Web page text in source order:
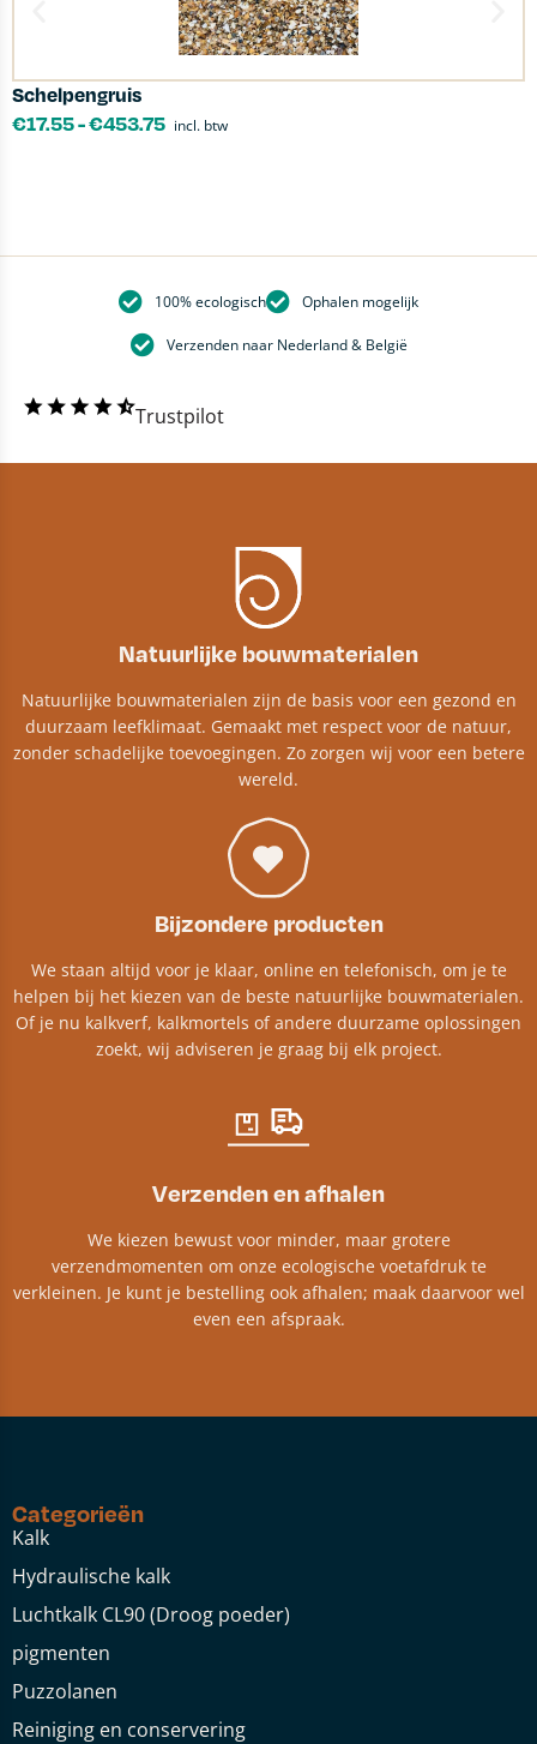
Schelpengruis
€17.55-€453.75 incl. btw
100% ecologisch Ophalen mogelijk
Verzenden naar Nederland & België
Trustpilot
Natuurlijke bouwmaterialen
Natuurlijke bouwmaterialen zijn de basis voor een gezond en
duurzaam leefklimaat. Gemaakt met respect voor de natuur,
zonder schadelijke toevoegingen. Zo zorgen wij voor een betere
wereld.
Bijzondere producten
We staan altijd voor je klaar, online en telefonisch, om je te
helpen bij het kiezen van de beste natuurlijke bouwmaterialen.
Of je nu kalkverf, kalkmortels of andere duurzame oplossingen
zoekt, wij adviseren je graag bij elk project.​
Verzenden en afhalen
We kiezen bewust voor minder, maar grotere
verzendmomenten om onze ecologische voetafdruk te
verkleinen. Je kunt je bestelling ook afhalen; maak daarvoor wel
even een afspraak.
Categorieën
Kalk
Hydraulische kalk
Luchtkalk CL90 (Droog poeder)
pigmenten
Puzzolanen
Reiniging en conservering